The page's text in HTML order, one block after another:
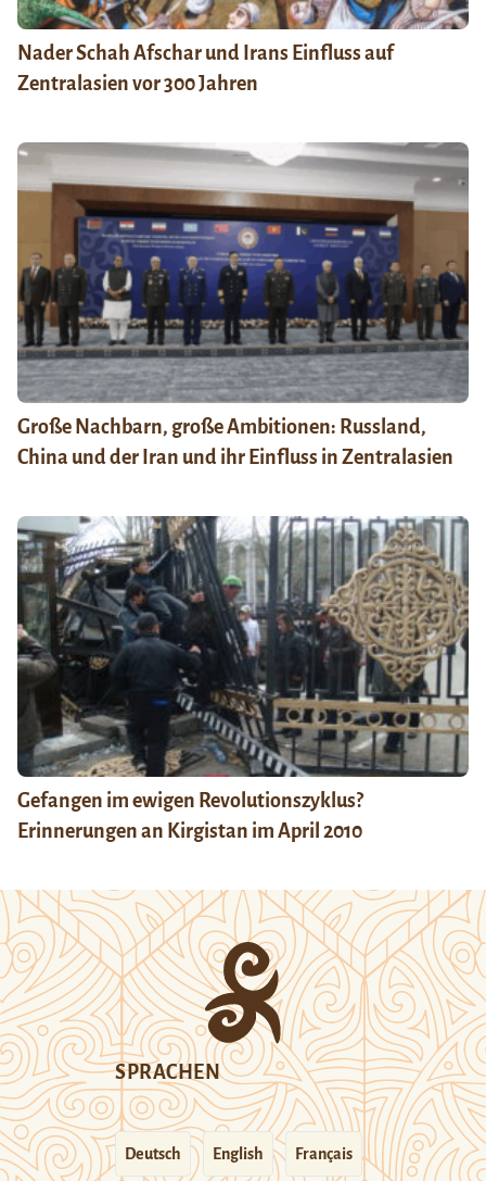
Nader Schah Afschar und Irans Einfluss auf
Zentralasien vor 300 Jahren
Große Nachbarn, große Ambitionen: Russland,
China und der Iran und ihr Einfluss in Zentralasien
Gefangen im ewigen Revolutionszyklus?
Erinnerungen an Kirgistan im April 2010
SPRACHEN
Deutsch English Français